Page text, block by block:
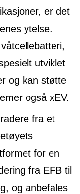
er det
ytelse.
utviklet
og kan støtte
også xEV.
fra et
for en
fra EFB til
og anbefales